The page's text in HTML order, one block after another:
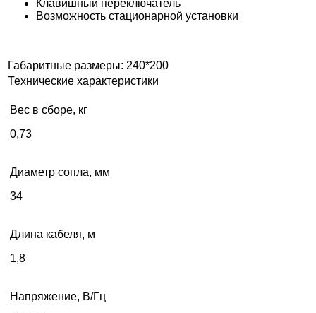
Клавишный переключатель
Возможность стационарной установки
Габаритные размеры: 240*200
Технические характеристики
Вес в сборе, кг
0,73
Диаметр сопла, мм
34
Длина кабеля, м
1,8
Напряжение, В/Гц